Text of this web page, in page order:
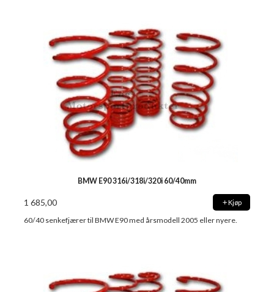
BMW E90 316i/318i/320i 60/40mm
1 685,00 Kjøp
60/40 senkefjærer til BMW E90 med årsmodell 2005 eller nyere.